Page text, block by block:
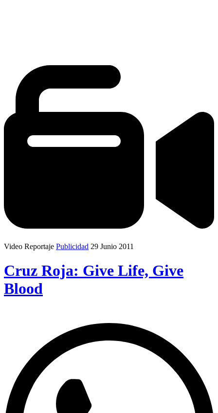
Video Reportaje Publicidad 29 Junio 2011
Cruz Roja: Give Life, Give
Blood